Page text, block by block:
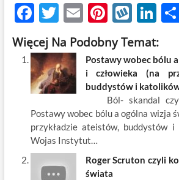
F
ac
e
b
o
o
k
T
w
itt
er
E
m
ail
Pi
nt
er
es
t
W
k
o
p
Li
k
e
dI
n
Więcej Na Podobny Temat:
Postawy wobec bólu
i człowieka (na
buddystów i
Ból- skandal czy
Postawy wobec bólu a ogólna wizja
przykładzie ateistów,
Wojas Instytut…
Roger Scruton czyli
świata